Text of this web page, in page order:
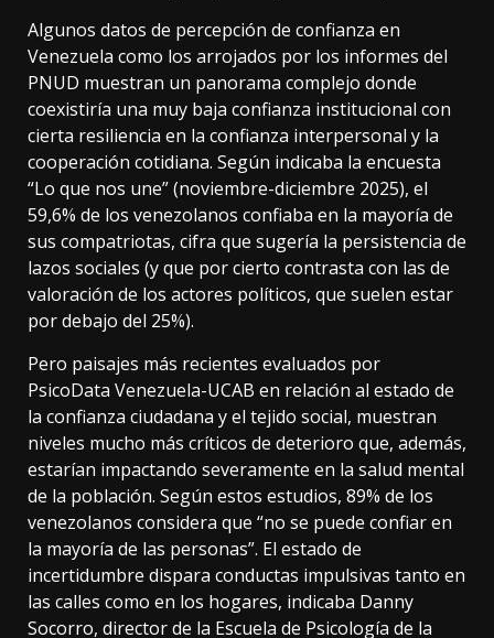
Algunos datos de percepción de confianza en
Venezuela como los arrojados por los informes del
PNUD muestran un panorama complejo donde
coexistiría una muy baja confianza institucional con
cierta resiliencia en la confianza interpersonal y la
cooperación cotidiana. Según indicaba la encuesta
“Lo que nos une” (noviembre-diciembre 2025), el
59,6% de los venezolanos confiaba en la mayoría de
sus compatriotas, cifra que sugería la persistencia de
lazos sociales (y que por cierto contrasta con las de
valoración de los actores políticos, que suelen estar
por debajo del 25%).
Pero paisajes más recientes evaluados por
PsicoData Venezuela-UCAB en relación al estado de
la confianza ciudadana y el tejido social, muestran
niveles mucho más críticos de deterioro que, además,
estarían impactando severamente en la salud mental
de la población. Según estos estudios, 89% de los
venezolanos considera que “no se puede confiar en
la mayoría de las personas”. El estado de
incertidumbre dispara conductas impulsivas tanto en
las calles como en los hogares, indicaba Danny
Socorro, director de la Escuela de Psicología de la